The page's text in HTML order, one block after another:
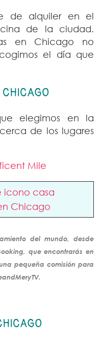
de alquiler en el
de la ciudad.
en Chicago no
el día que
elegimos en la
de los lugares
Mile
Chicago
del mundo, desde
que encontrarás en
pequeña comisión para